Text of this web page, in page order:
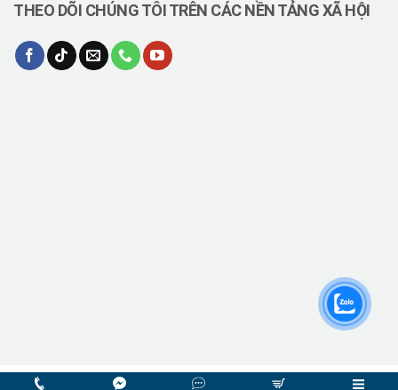
THEO DÕI CHÚNG TÔI TRÊN CÁC NỀN TẢNG XÃ HỘI